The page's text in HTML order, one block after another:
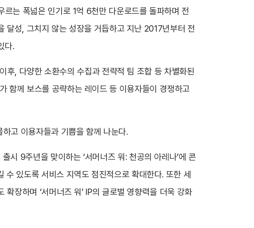
는 폭넓은 인기로 1억 6천만 다운로드를 돌파하며 전
달성, 그치지 않는 성장을 거듭하고 지난 2017년부터 전
다.
후, 다양한 소환수의 수집과 전략적 팀 조합 등 차별화된
함께 보스를 공략하는 레이드 등 이용자들이 경쟁하고
고 이용자들과 기쁨을 함께 나눈다.
시 9주년을 맞이하는 ‘서머너즈 워: 천공의 아레나’에 콘
수 있도록 서비스 지역도 점진적으로 확대한다. 또한 세
확장하며 ‘서머너즈 워’ IP의 글로벌 영향력을 더욱 강화